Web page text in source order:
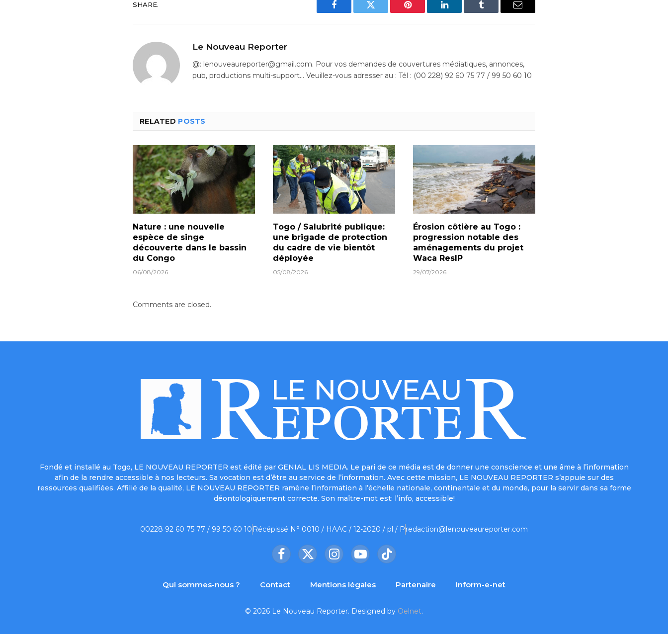
SHARE.
Facebook Twitter Pinterest LinkedIn Tumblr Email
Le Nouveau Reporter
@: lenouveaureporter@gmail.com. Pour vos demandes de couvertures médiatiques, annonces,
pub, productions multi-support… Veuillez-vous adresser au : Tél : (00 228) 92 60 75 77 / 99 50 60 10
RELATED POSTS
Nature : une nouvelle
espèce de singe
découverte dans le bassin
du Congo
06/08/2026
Togo / Salubrité publique:
une brigade de protection
du cadre de vie bientôt
déployée
05/08/2026
Érosion côtière au Togo :
progression notable des
aménagements du projet
Waca ResIP
29/07/2026
Comments are closed.
Fondé et installé au Togo, LE NOUVEAU REPORTER est édité par GENIAL LIS MEDIA. Le pari de ce média est de donner une conscience et une âme à l’information
afin de la rendre accessible à nos lecteurs. Sa vocation est d’être au service de l’information. Avec cette mission, LE NOUVEAU REPORTER s’appuie sur des
ressources qualifiées. Affilié de la qualité, LE NOUVEAU REPORTER ramène l’information à l’échelle nationale, continentale et du monde, pour la servir dans sa forme
déontologiquement correcte. Son maître-mot est: l’info, accessible!
00228 92 60 75 77 / 99 50 60 10 Récépissé N° 0010 / HAAC / 12-2020 / pl / Predaction@lenouveaureporter.com
Facebook
X
InstagramYouTubeTikTok
Qui sommes-nous ? Contact Mentions légales Partenaire Inform-e-net
© 2026 Le Nouveau Reporter. Designed by Oelnet.